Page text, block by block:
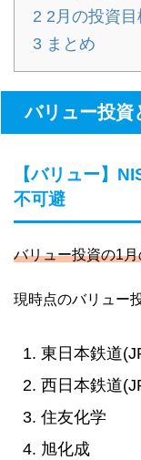
2 2月の投資
3 まとめ
バリュー投資
【バリュー】
不可避
バリュー投資の1
現時点のバリュー
東日本鉄道
西日本鉄道
住友化学
旭化成